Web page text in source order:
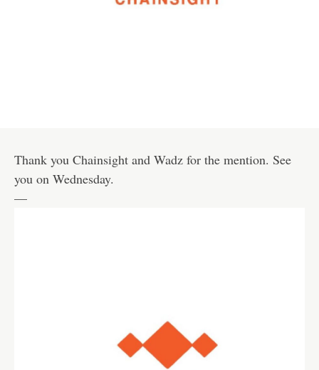
Thank you Chainsight and Wadz for the mention. See
you on Wednesday.
—